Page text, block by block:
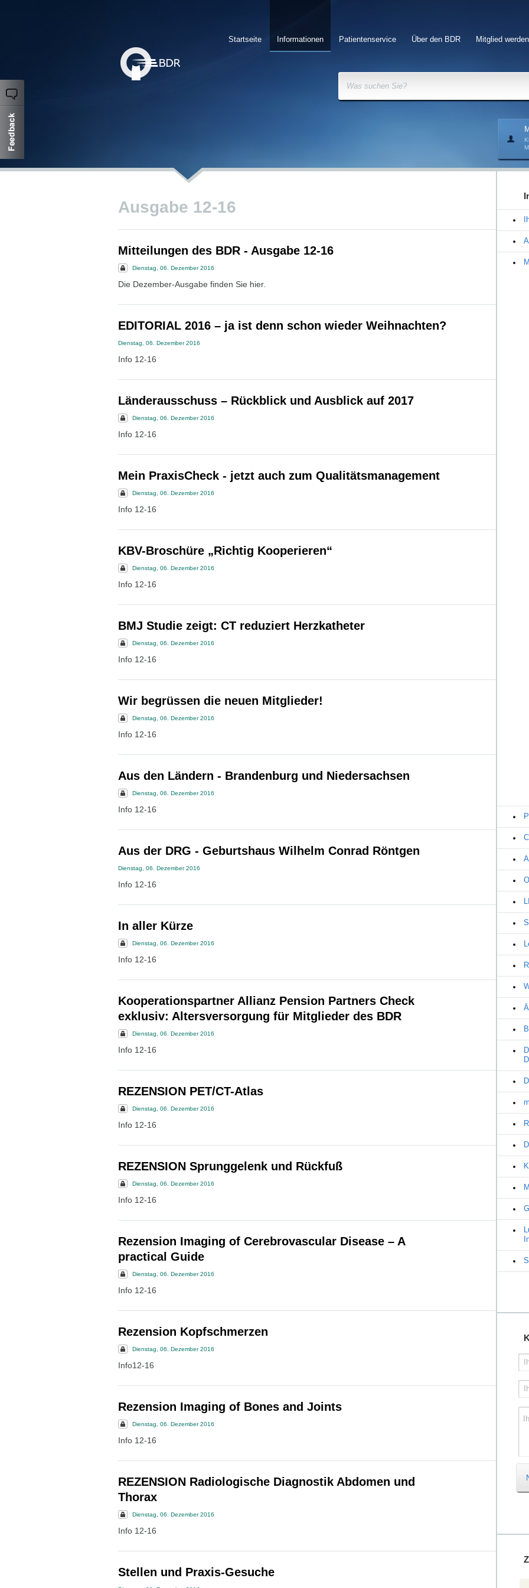
Mitglied werden
Über den BDR
Patientenservice
Informationen
Startseite
Was suchen Sie?
Ausgabe 12-16
Mitteilungen des BDR - Ausgabe 12-16
Dienstag, 06. Dezember 2016
Die Dezember-Ausgabe finden Sie hier.
EDITORIAL 2016 – ja ist denn schon wieder Weihnachten?
Dienstag, 06. Dezember 2016
Info 12-16
Länderausschuss – Rückblick und Ausblick auf 2017
Dienstag, 06. Dezember 2016
Info 12-16
Mein PraxisCheck - jetzt auch zum Qualitätsmanagement
Dienstag, 06. Dezember 2016
Info 12-16
KBV-Broschüre „Richtig Kooperieren“
Dienstag, 06. Dezember 2016
Info 12-16
BMJ Studie zeigt: CT reduziert Herzkatheter
Dienstag, 06. Dezember 2016
Info 12-16
Wir begrüssen die neuen Mitglieder!
Dienstag, 06. Dezember 2016
Info 12-16
Aus den Ländern - Brandenburg und Niedersachsen
Dienstag, 06. Dezember 2016
Info 12-16
Aus der DRG - Geburtshaus Wilhelm Conrad Röntgen
Dienstag, 06. Dezember 2016
Info 12-16
In aller Kürze
Dienstag, 06. Dezember 2016
Info 12-16
Kooperationspartner Allianz Pension Partners Check
exklusiv: Altersversorgung für Mitglieder des BDR
Dienstag, 06. Dezember 2016
Info 12-16
REZENSION PET/CT-Atlas
Dienstag, 06. Dezember 2016
Info 12-16
REZENSION Sprunggelenk und Rückfuß
Dienstag, 06. Dezember 2016
Info 12-16
Rezension Imaging of Cerebrovascular Disease – A
practical Guide
Dienstag, 06. Dezember 2016
Info 12-16
Rezension Kopfschmerzen
Dienstag, 06. Dezember 2016
Info12-16
Rezension Imaging of Bones and Joints
Dienstag, 06. Dezember 2016
Info 12-16
REZENSION Radiologische Diagnostik Abdomen und
Thorax
Dienstag, 06. Dezember 2016
Info 12-16
Stellen und Praxis-Gesuche